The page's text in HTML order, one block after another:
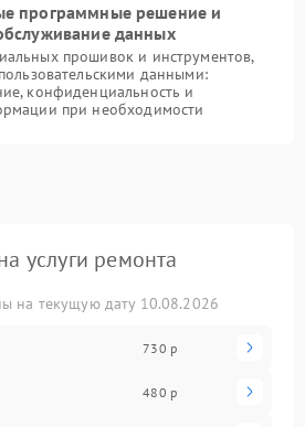
программные решение и
данных
прошивок и инструментов,
данными:
конфиденциальность и
при необходимости
услуги ремонта
на текущую дату 10.08.2026
730 р
480 р